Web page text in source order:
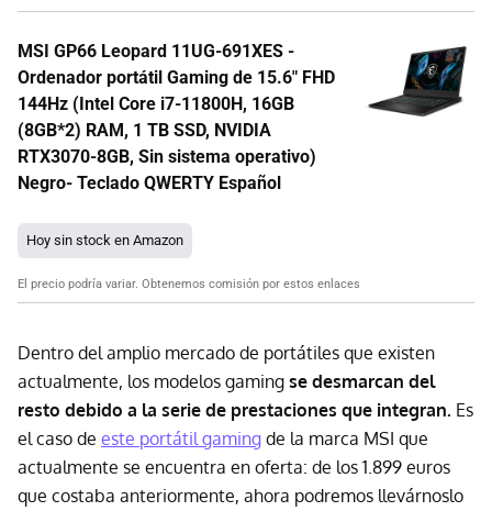
MSI GP66 Leopard 11UG-691XES -
Ordenador portátil Gaming de 15.6" FHD
144Hz (Intel Core i7-11800H, 16GB
(8GB*2) RAM, 1 TB SSD, NVIDIA
RTX3070-8GB, Sin sistema operativo)
Negro- Teclado QWERTY Español
Hoy sin stock en Amazon
El precio podría variar. Obtenemos comisión por estos enlaces
Dentro del amplio mercado de portátiles que existen
actualmente, los modelos gaming se desmarcan del
resto debido a la serie de prestaciones que integran. Es
el caso de este portátil gaming de la marca MSI que
actualmente se encuentra en oferta: de los 1.899 euros
que costaba anteriormente, ahora podremos llevárnoslo